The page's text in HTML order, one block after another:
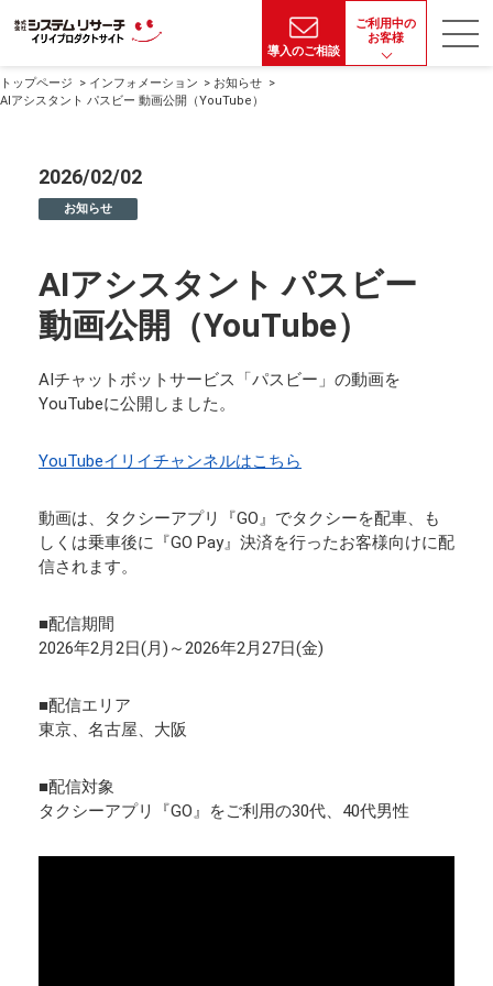
導入のご相談
ご利用中の
お客様
トップページ インフォメーション
お知らせ
AIアシスタント パスビー 動画公開（YouTube）
2026/02/02
お知らせ
AIアシスタント パスビー
動画公開（YouTube）
AIチャットボットサービス「パスビー」の動画を
YouTubeに公開しました。
YouTubeイリイチャンネルはこちら
動画は、タクシーアプリ『GO』でタクシーを配車、も
しくは乗車後に『GO Pay』決済を行ったお客様向けに配
信されます。
■配信期間
2026年2月2日(月)～2026年2月27日(金)
■配信エリア
東京、名古屋、大阪
■配信対象
タクシーアプリ『GO』をご利用の30代、40代男性